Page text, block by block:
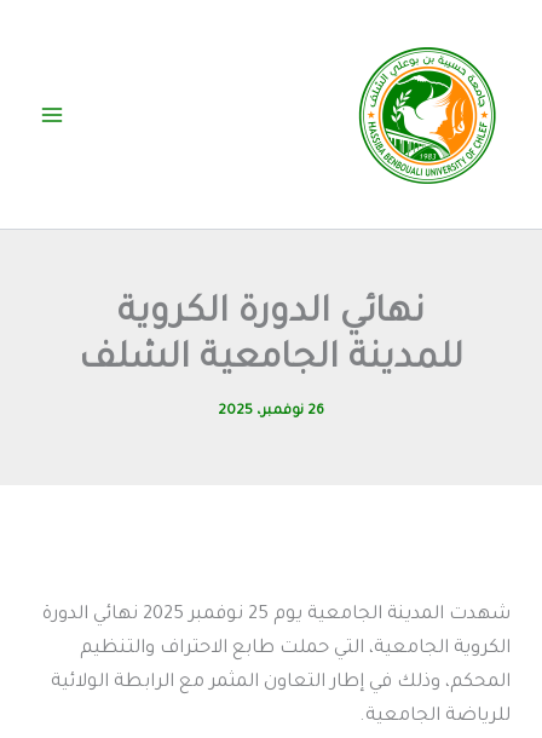
المحتوى
نهائي الدورة الكروية
للمدينة الجامعية الشلف
26 نوفمبر، 2025
شهدت المدينة الجامعية يوم 25 نوفمبر 2025 نهائي الدورة
الكروية الجامعية، التي حملت طابع الاحتراف والتنظيم
المحكم، وذلك في إطار التعاون المثمر مع الرابطة الولائية
للرياضة الجامعية.